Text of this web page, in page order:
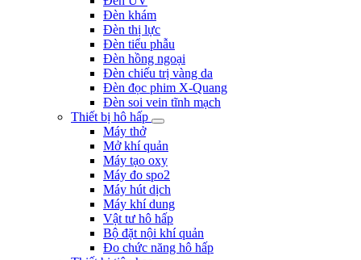
Đèn khám
Đèn thị lực
Đèn tiểu phẫu
Đèn hồng ngoại
Đèn chiếu trị vàng da
Đèn đọc phim X-Quang
Đèn soi vein tĩnh mạch
Thiết bị hô hấp
Máy thở
Mở khí quản
Máy tạo oxy
Máy đo spo2
Máy hút dịch
Máy khí dung
Vật tư hô hấp
Bộ đặt nội khí quản
Đo chức năng hô hấp